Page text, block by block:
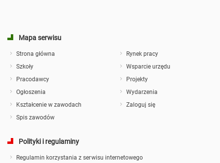
Mapa serwisu
Strona główna
Szkoły
Pracodawcy
Ogłoszenia
Kształcenie w zawodach
Spis zawodów
Rynek pracy
Wsparcie urzędu
Projekty
Wydarzenia
Zaloguj się
Polityki i regulaminy
Regulamin korzystania z serwisu internetowego